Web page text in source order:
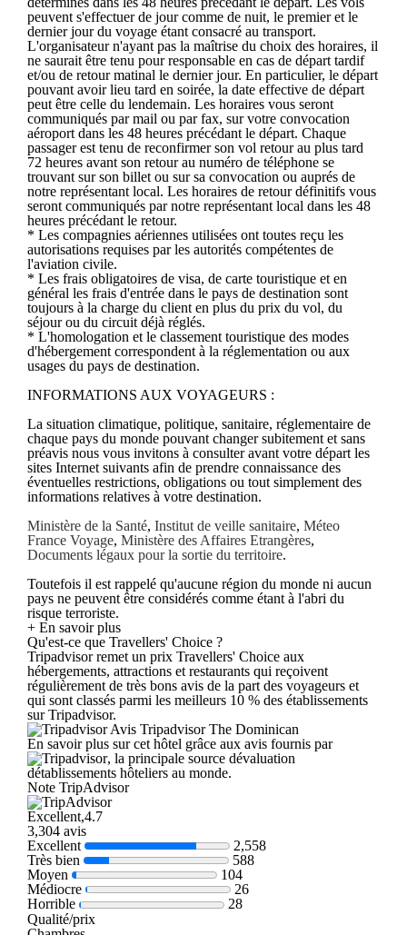
peuvent s'effectuer de jour comme de nuit, le premier et le
dernier jour du voyage étant consacré au transport.
L'organisateur n'ayant pas la maîtrise du choix des horaires, il
ne saurait être tenu pour responsable en cas de départ tardif
et/ou de retour matinal le dernier jour. En particulier, le départ
pouvant avoir lieu tard en soirée, la date effective de départ
peut être celle du lendemain. Les horaires vous seront
communiqués par mail ou par fax, sur votre convocation
aéroport dans les 48 heures précédant le départ. Chaque
passager est tenu de reconfirmer son vol retour au plus tard
72 heures avant son retour au numéro de téléphone se
trouvant sur son billet ou sur sa convocation ou auprés de
notre représentant local. Les horaires de retour définitifs vous
seront communiqués par notre représentant local dans les 48
heures précédant le retour.
* Les compagnies aériennes utilisées ont toutes reçu les
autorisations requises par les autorités compétentes de
l'aviation civile.
* Les frais obligatoires de visa, de carte touristique et en
général les frais d'entrée dans le pays de destination sont
toujours à la charge du client en plus du prix du vol, du
séjour ou du circuit déjà réglés.
* L'homologation et le classement touristique des modes
d'hébergement correspondent à la réglementation ou aux
usages du pays de destination.
INFORMATIONS AUX VOYAGEURS :
La situation climatique, politique, sanitaire, réglementaire de
chaque pays du monde pouvant changer subitement et sans
préavis nous vous invitons à consulter avant votre départ les
sites Internet suivants afin de prendre connaissance des
éventuelles restrictions, obligations ou tout simplement des
informations relatives à votre destination.
Ministère de la Santé, Institut de veille sanitaire, Méteo
France Voyage, Ministère des Affaires Etrangères,
Documents légaux pour la sortie du territoire.
Toutefois il est rappelé qu'aucune région du monde ni aucun
pays ne peuvent être considérés comme étant à l'abri du
risque terroriste.
+ En savoir plus
Qu'est-ce que Travellers' Choice ?
Tripadvisor remet un prix Travellers' Choice aux
hébergements, attractions et restaurants qui reçoivent
régulièrement de très bons avis de la part des voyageurs et
qui sont classés parmi les meilleurs 10 % des établissements
sur Tripadvisor.
Avis Tripadvisor The Dominican
En savoir plus sur cet hôtel grâce aux avis fournis par
, la principale source dévaluation
détablissements hôteliers au monde.
Note TripAdvisor
Excellent,4.7
3,304 avis
Excellent
2,558
Très bien
588
Moyen
104
Médiocre
26
Horrible
28
Qualité/prix